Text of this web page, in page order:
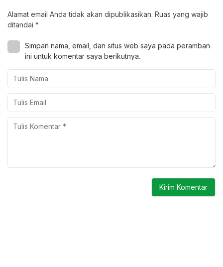
Alamat email Anda tidak akan dipublikasikan. Ruas yang wajib
ditandai *
Simpan nama, email, dan situs web saya pada peramban
ini untuk komentar saya berikutnya.